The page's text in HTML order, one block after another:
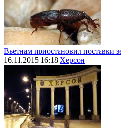
Вьетнам приостановил поставки
16.11.2015 16:18 Херсон